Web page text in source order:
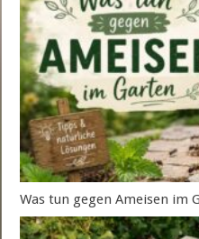
Was tun gegen Ameisen im